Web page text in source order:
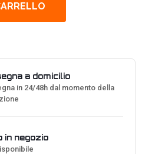
a domicilio
in 24/48h dal momento della
in negozio